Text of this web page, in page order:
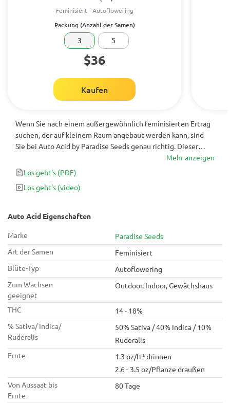
Feminisiert Autoflowering
Packung (Anzahl der Samen)
3 5
$36
Kaufen
Wenn Sie nach einem außergewöhnlich feminisierten Ertrag
suchen, der auf kleinem Raum angebaut werden kann, sind
Sie bei Auto Acid by Paradise Seeds genau richtig. Dieser
selbstblühende Hybrid weist einen THC-Gehalt von 18% + auf
und ist damit der Napoleon des Cannabis. Seine Linie besteht
aus Säure und Ruderalis und ist bekannt für seine
hervorragenden dieselähnlichen Eigenschaften.
Mehr anzeigen
Los geht's (PDF)
Los geht's (video)
Auto Acid Eigenschaften
Marke
Paradise Seeds
Art der Samen
Feminisiert
Blüte-Typ
Autoflowering
Zum Wachsen
geeignet
Outdoor, Indoor, Gewächshaus
THC
14 - 18%
% Sativa/ Indica/
Ruderalis
50% Sativa / 40% Indica / 10%
Ruderalis
Ernte
1.3 oz/ft² drinnen
2.6 - 3.5 oz/Pflanze draußen
Von Aussaat bis
Ernte
80 Tage